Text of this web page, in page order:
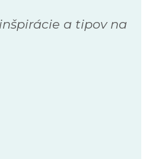
a tipov na